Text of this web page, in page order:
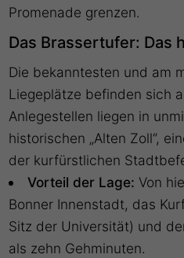
Promenade grenzen.
Das Brassertufer: Das
Die bekanntesten und am
Liegeplätze befinden sich
Anlegestellen liegen in
historischen „Alten Zoll“,
der kurfürstlichen
Vorteil der Lage: Von
Bonner Innenstadt, das
Sitz der Universität) und
als zehn Gehminuten.